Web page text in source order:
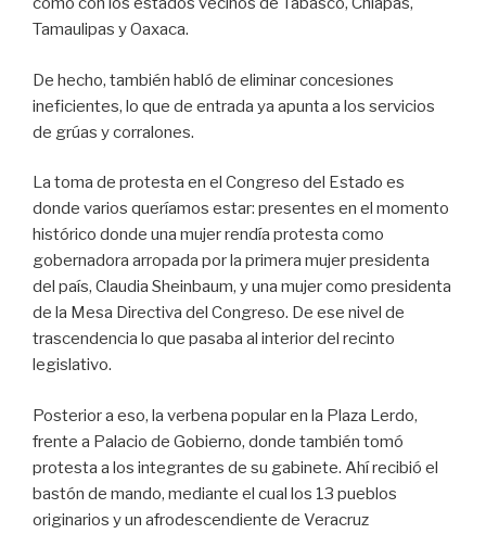
Tamaulipas y Oaxaca.
De hecho, también habló de eliminar concesiones
ineficientes, lo que de entrada ya apunta a los servicios
de grúas y corralones.
La toma de protesta en el Congreso del Estado es
donde varios queríamos estar: presentes en el momento
histórico donde una mujer rendía protesta como
gobernadora arropada por la primera mujer presidenta
del país, Claudia Sheinbaum, y una mujer como presidenta
de la Mesa Directiva del Congreso. De ese nivel de
trascendencia lo que pasaba al interior del recinto
legislativo.
Posterior a eso, la verbena popular en la Plaza Lerdo,
frente a Palacio de Gobierno, donde también tomó
protesta a los integrantes de su gabinete. Ahí recibió el
bastón de mando, mediante el cual los 13 pueblos
originarios y un afrodescendiente de Veracruz